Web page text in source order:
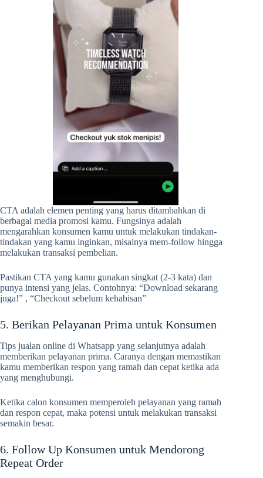
CTA adalah elemen penting yang harus ditambahkan di
berbagai media promosi kamu. Fungsinya adalah
mengarahkan konsumen kamu untuk melakukan tindakan-
tindakan yang kamu inginkan, misalnya mem-follow hingga
melakukan transaksi pembelian.
Pastikan CTA yang kamu gunakan singkat (2-3 kata) dan
punya intensi yang jelas. Contohnya: “Download sekarang
juga!” , “Checkout sebelum kehabisan”
5. Berikan Pelayanan Prima untuk Konsumen
Tips jualan online di Whatsapp yang selanjutnya adalah
memberikan pelayanan prima. Caranya dengan memastikan
kamu memberikan respon yang ramah dan cepat ketika ada
yang menghubungi.
Ketika calon konsumen memperoleh pelayanan yang ramah
dan respon cepat, maka potensi untuk melakukan transaksi
semakin besar.
6. Follow Up Konsumen untuk Mendorong
Repeat Order